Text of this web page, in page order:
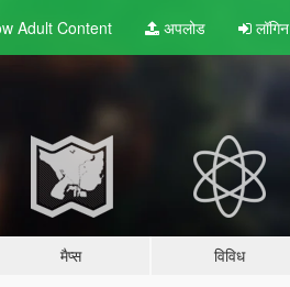
AdultContent अपलोड लॉगिन
मैप्स विविध